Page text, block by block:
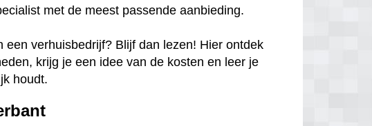
met de meest passende aanbieding.
verhuisbedrijf? Blijf dan lezen! Hier ontdek
krijg je een idee van de kosten en leer je
houdt.